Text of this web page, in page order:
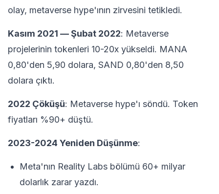
olay, metaverse hype'ının zirvesini tetikledi.
Kasım 2021 — Şubat 2022: Metaverse
projelerinin tokenleri 10-20x yükseldi. MANA
0,80'den 5,90 dolara, SAND 0,80'den 8,50
dolara çıktı.
2022 Çöküşü: Metaverse hype'ı söndü. Token
fiyatları %90+ düştü.
2023-2024 Yeniden Düşünme:
Meta'nın Reality Labs bölümü 60+ milyar
dolarlık zarar yazdı.